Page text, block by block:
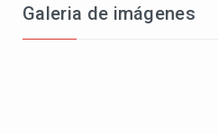
Galeria de imágenes